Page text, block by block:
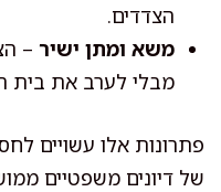
הצדדים.
משא ומתן ישיר –
מבלי לערב את בית
פתרונות אלו עשויים
של דיונים משפטיים